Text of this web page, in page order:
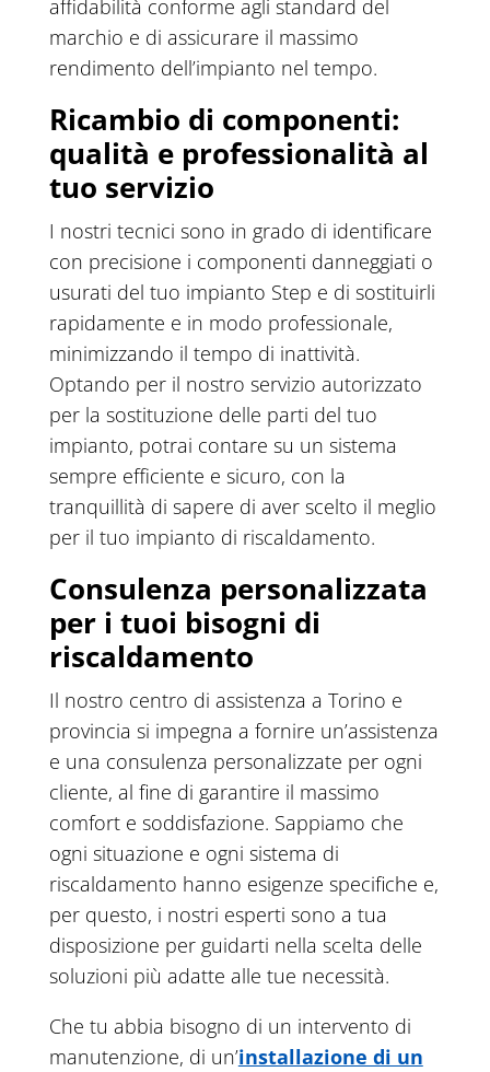
affidabilità conforme agli standard del
marchio e di assicurare il massimo
rendimento dell’impianto nel tempo.
Ricambio di componenti:
qualità e professionalità al
tuo servizio
I nostri tecnici sono in grado di identificare
con precisione i componenti danneggiati o
usurati del tuo impianto Step e di sostituirli
rapidamente e in modo professionale,
minimizzando il tempo di inattività.
Optando per il nostro servizio autorizzato
per la sostituzione delle parti del tuo
impianto, potrai contare su un sistema
sempre efficiente e sicuro, con la
tranquillità di sapere di aver scelto il meglio
per il tuo impianto di riscaldamento.
Consulenza personalizzata
per i tuoi bisogni di
riscaldamento
Il nostro centro di assistenza a Torino e
provincia si impegna a fornire un’assistenza
e una consulenza personalizzate per ogni
cliente, al fine di garantire il massimo
comfort e soddisfazione. Sappiamo che
ogni situazione e ogni sistema di
riscaldamento hanno esigenze specifiche e,
per questo, i nostri esperti sono a tua
disposizione per guidarti nella scelta delle
soluzioni più adatte alle tue necessità.
Che tu abbia bisogno di un intervento di
manutenzione, di un’installazione di un